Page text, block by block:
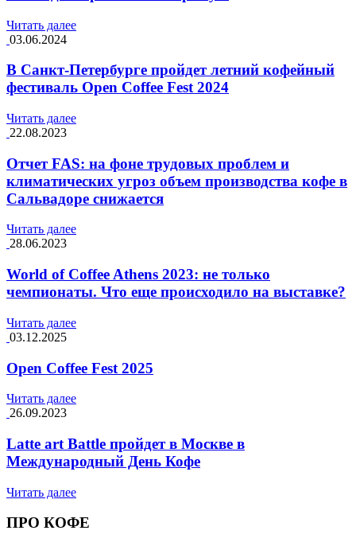
Читать далее
03.06.2024
В Санкт-Петербурге пройдет летний кофейный
фестиваль Open Coffee Fest 2024
Читать далее
22.08.2023
Отчет FAS: на фоне трудовых проблем и
климатических угроз объем производства кофе в
Сальвадоре снижается
Читать далее
28.06.2023
World of Coffee Athens 2023: не только
чемпионаты. Что еще происходило на выставке?
Читать далее
03.12.2025
Open Coffee Fest 2025
Читать далее
26.09.2023
Latte art Battle пройдет в Москве в
Международный День Кофе
Читать далее
ПРО КОФЕ